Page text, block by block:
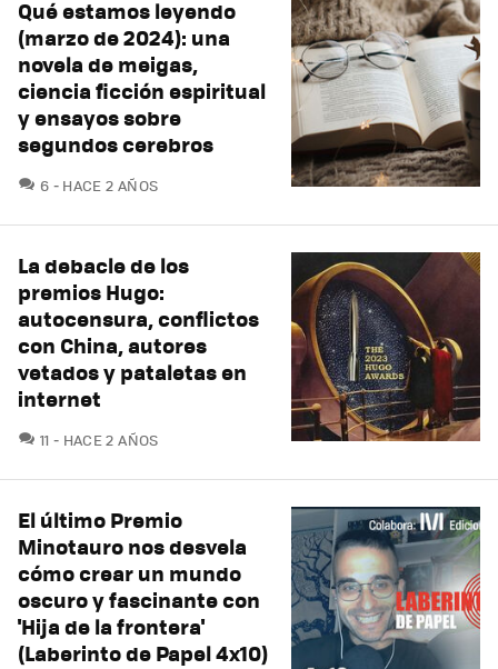
Qué estamos leyendo
(marzo de 2024): una
novela de meigas,
ciencia ficción espiritual
y ensayos sobre
segundos cerebros
6 COMENTARIOS
HACE 2 AÑOS
La debacle de los
premios Hugo:
autocensura, conflictos
con China, autores
vetados y pataletas en
internet
11 COMENTARIOS
HACE 2 AÑOS
El último Premio
Minotauro nos desvela
cómo crear un mundo
oscuro y fascinante con
'Hija de la frontera'
(Laberinto de Papel 4x10)